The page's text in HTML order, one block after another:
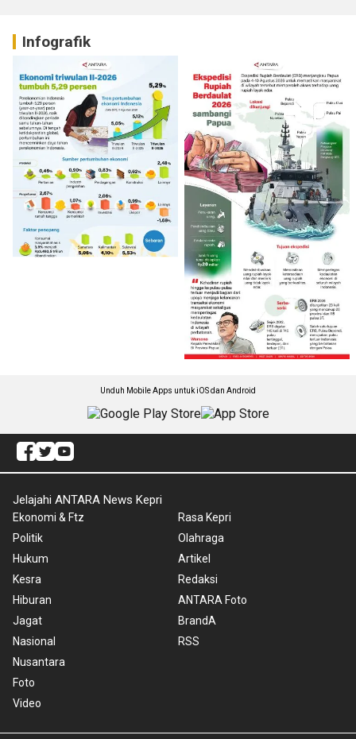
Infografik
Unduh Mobile Apps untuk iOS dan Android
Jelajahi ANTARA News Kepri
Ekonomi & Ftz
Politik
Hukum
Kesra
Hiburan
Jagat
Nasional
Nusantara
Foto
Video
Rasa Kepri
Olahraga
Artikel
Redaksi
ANTARA Foto
BrandA
RSS